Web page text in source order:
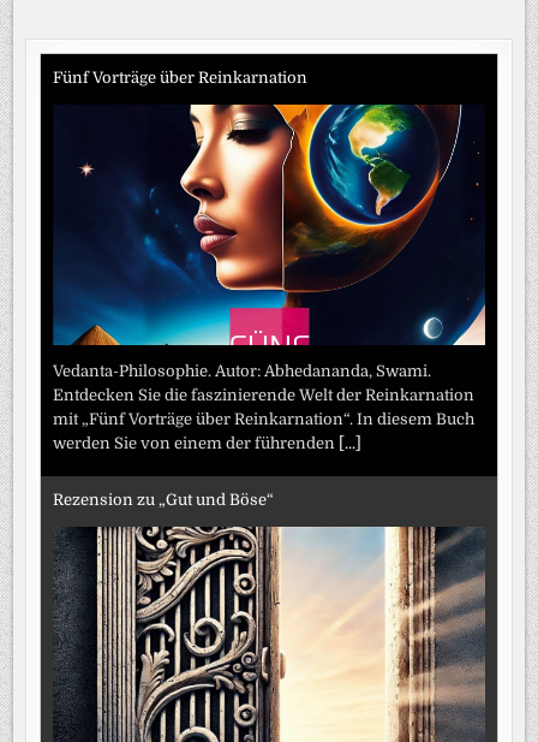
Beiträge
Fünf Vorträge über Reinkarnation
Vedanta-Philosophie. Autor: Abhedananda, Swami.
Entdecken Sie die faszinierende Welt der Reinkarnation
mit „Fünf Vorträge über Reinkarnation“. In diesem Buch
werden Sie von einem der führenden [...]
Rezension zu „Gut und Böse“